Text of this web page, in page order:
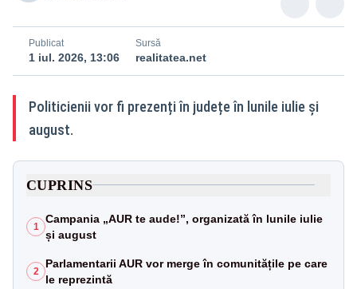
Publicat
1 iul. 2026, 13:06
Sursă
realitatea.net
Politicienii vor fi prezenți în județe în lunile iulie și
august.
CUPRINS
1
Campania „AUR te aude!”, organizată în lunile iulie
și august
2
Parlamentarii AUR vor merge în comunitățile pe care
le reprezintă